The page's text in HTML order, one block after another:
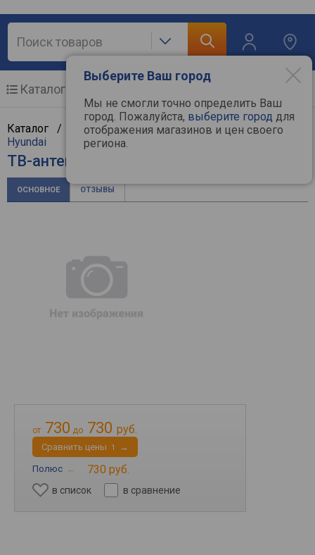
Выберите Ваш город
Мы не смогли точно определить Ваш
город. Пожалуйста, выберите город для
отображения магазинов и цен своего
региона.
Каталог
Каталог / ТВ и видеотехника/ТВ-антенны/
Hyundai
ТВ-антенна Hyundai H-TAE100
ОСНОВНОЕ ОТЗЫВЫ
от 730 до 730 руб.
Cравнить цены 1 →
Полюс → 730 руб.
в список в сравнение